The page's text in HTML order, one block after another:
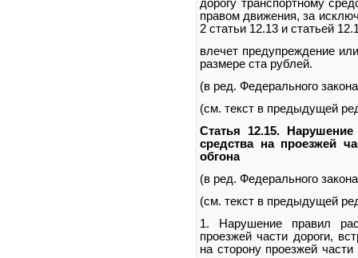
дорогу транспортному
правом движения, за
2 статьи 12.13 и статьей
влечет предупреждение
размере ста рублей.
(в ред. Федерального
(см. текст в предыдущей
Статья 12.15.
средства на проезжей
обгона
(в ред. Федерального
(см. текст в предыдущей
1. Нарушение правил
проезжей части дороги,
на сторону проезжей